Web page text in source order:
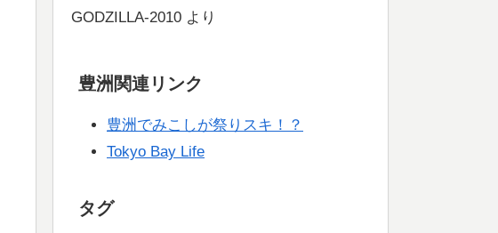
GODZILLA-2010 より
豊洲関連リンク
豊洲でみこしが祭りスキ！？
Tokyo Bay Life
タグ